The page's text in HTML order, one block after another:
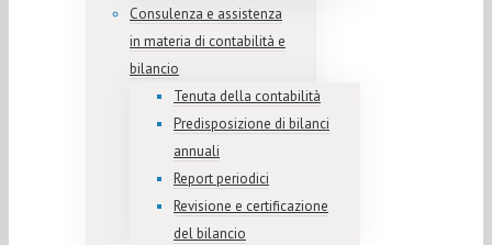
Consulenza e assistenza
in materia di contabilità e
bilancio
Tenuta della contabilità
Predisposizione di bilanci
annuali
Report periodici
Revisione e certificazione
del bilancio